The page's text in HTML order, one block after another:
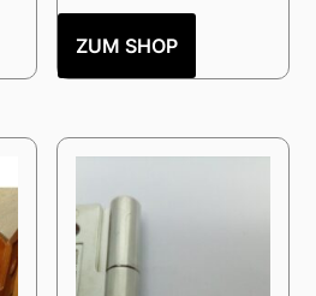
ZUM SHOP